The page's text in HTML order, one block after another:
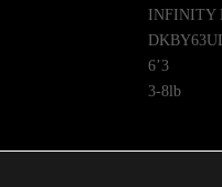
INFINITY
6’3
3-8lb